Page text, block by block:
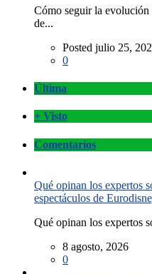
Cómo seguir la
de...
Posted julio 25,
0
Última
+ Visto
Comentarios
Qué opinan los expertos
espectáculos de
Qué opinan los expertos
8 agosto, 2026
0